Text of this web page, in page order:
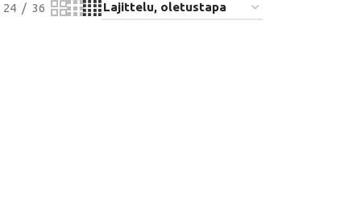
24 36